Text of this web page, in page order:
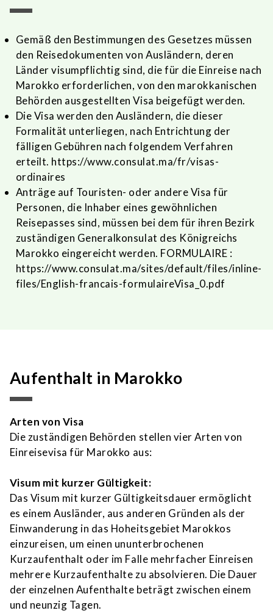
Gemäß den Bestimmungen des Gesetzes müssen
den Reisedokumenten von Ausländern, deren
Länder visumpflichtig sind, die für die Einreise nach
Marokko erforderlichen, von den marokkanischen
Behörden ausgestellten Visa beigefügt werden.
Die Visa werden den Ausländern, die dieser
Formalität unterliegen, nach Entrichtung der
fälligen Gebühren nach folgendem Verfahren
erteilt. https://www.consulat.ma/fr/visas-
ordinaires
Anträge auf Touristen- oder andere Visa für
Personen, die Inhaber eines gewöhnlichen
Reisepasses sind, müssen bei dem für ihren Bezirk
zuständigen Generalkonsulat des Königreichs
Marokko eingereicht werden. FORMULAIRE :
https://www.consulat.ma/sites/default/files/inline-
files/English-francais-formulaireVisa_0.pdf
Aufenthalt in Marokko
Arten von Visa
Die zuständigen Behörden stellen vier Arten von
Einreisevisa für Marokko aus:
Visum mit kurzer Gültigkeit:
Das Visum mit kurzer Gültigkeitsdauer ermöglicht
es einem Ausländer, aus anderen Gründen als der
Einwanderung in das Hoheitsgebiet Marokkos
einzureisen, um einen ununterbrochenen
Kurzaufenthalt oder im Falle mehrfacher Einreisen
mehrere Kurzaufenthalte zu absolvieren. Die Dauer
der einzelnen Aufenthalte beträgt zwischen einem
und neunzig Tagen.